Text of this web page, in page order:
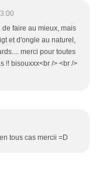
de faire au mieux, mais
et d'ongle au naturel,
merci pour toutes
!! bisouxxx<br /> <br />
tous cas mercii =D